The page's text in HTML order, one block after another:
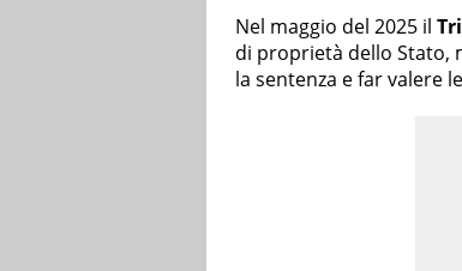
Nel maggio del 2025 il
di proprietà dello Stato,
la sentenza e far valere